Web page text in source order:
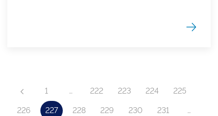
1 … 222 223 224 225
226 227 228 229 230 231 …